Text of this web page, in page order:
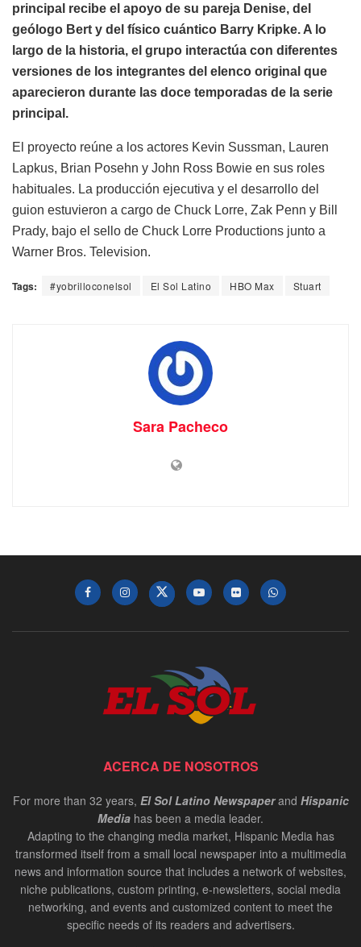
principal recibe el apoyo de su pareja Denise, del
geólogo Bert y del físico cuántico Barry Kripke. A lo
largo de la historia, el grupo interactúa con diferentes
versiones de los integrantes del elenco original que
aparecieron durante las doce temporadas de la serie
principal.
El proyecto reúne a los actores Kevin Sussman, Lauren
Lapkus, Brian Posehn y John Ross Bowie en sus roles
habituales. La producción ejecutiva y el desarrollo del
guion estuvieron a cargo de Chuck Lorre, Zak Penn y Bill
Prady, bajo el sello de Chuck Lorre Productions junto a
Warner Bros. Television.
Tags: #yobrilloconelsol El Sol Latino HBO Max Stuart
Sara Pacheco
ACERCA DE NOSOTROS
For more than 32 years, El Sol Latino Newspaperand Hispanic
Media has been a media leader.
Adapting to the changing media market, Hispanic Media has
transformed itself from a small local newspaper into a multimedia
news and information source that includes a network of websites,
niche publications, custom printing, e-newsletters, social media
networking, and events and customized content to meet the
specific needs of its readers and advertisers.